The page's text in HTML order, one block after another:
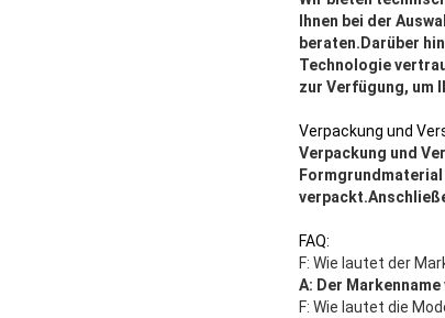
Ihnen bei der
beraten.Darüber
Technologie
zur Verfügung, um
Verpackung und
Verpackung und
FAQ:
F: Wie lautet der
A: Der
F: Wie lautet die